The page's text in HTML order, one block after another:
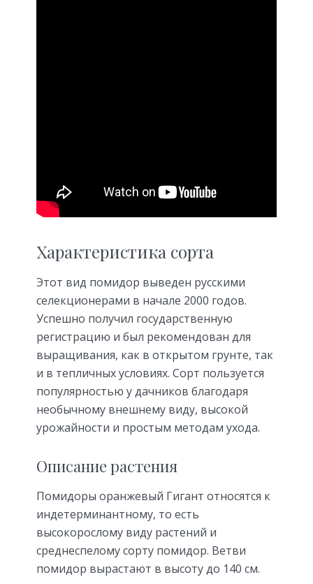
Характеристика сорта
Этот вид помидор выведен русскими
селекционерами в начале 2000 годов.
Успешно получил государственную
регистрацию и был рекомендован для
выращивания, как в открытом грунте, так
и в тепличных условиях. Сорт пользуется
популярностью у дачников благодаря
необычному внешнему виду, высокой
урожайности и простым методам ухода.
Описание растения
Помидоры оранжевый Гигант относятся к
индетерминантному, то есть
высокорослому виду растений и
среднеспелому сорту помидор. Ветви
помидор вырастают в высоту до 140 см.